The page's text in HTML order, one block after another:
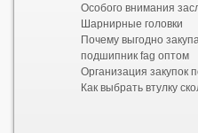
Особого внимания заслуживает европейский подшипник SNR оптом — это выбор для автомобильной и сельскохозяйственной техники, где важна устойчивость к вибрациям и перепадам температур. Французское качество SNR отлично сочетается с немецкой педантичностью FAG, позволяя собирать
Шарнирные головки
Почему выгодно закупать подшипники оптом у одного проверенного поставщика? Во-первых, это существенная экономия бюджета: цены снижаются пропорционально объему партии. Во-вторых, комплексный подход позволяет закрыть потребности целого
подшипник fag оптом
Организация закупок подшипников для бизнеса требует стратегического подхода: важно не просто купить детали, а обеспечить техническую поддержку и быструю замену брака (если он возникнет). Сотрудничая с официальным дилером, вы получаете доступ к актуальным
Как выбрать втулку